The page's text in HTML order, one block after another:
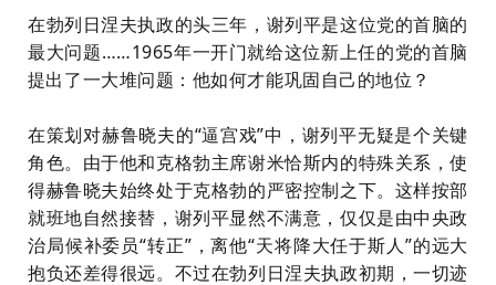
在勃列日涅夫执政的头三年，谢列平是这位党的首脑的
最大问题……1965年一开门就给这位新上任的党的首脑
提出了一大堆问题：他如何才能巩固自己的地位？
在策划对赫鲁晓夫的“逼宫戏”中， 谢列平无疑是个关键
角色。由于他和克格勃主席谢米恰斯内的特殊关系，使
得赫鲁晓夫始终处于克格勃的严密控制之下。这样按部
就班地自然接替，谢列平显然不满意，仅仅是由中央政
治局候补委员“转正” ，离他“天将降大任于斯人”的远大
抱负还差得很远。不过在勃列日涅夫执政初期，一切迹